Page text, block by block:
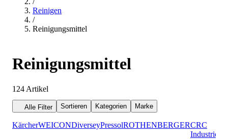
Reinigen
/
Reinigungsmittel
Reinigungsmittel
124 Artikel
Alle Filter Sortieren Kategorien Marke
KärcherWEICONDiverseyPressolROTHENBERGERCRC
Industries